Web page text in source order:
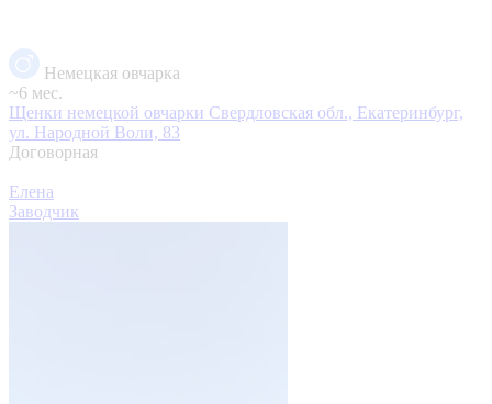
Немецкая овчарка
~6 мес.
Щенки немецкой овчарки Свердловская обл., Екатеринбург,
ул. Народной Воли, 83
Договорная
Елена
Заводчик